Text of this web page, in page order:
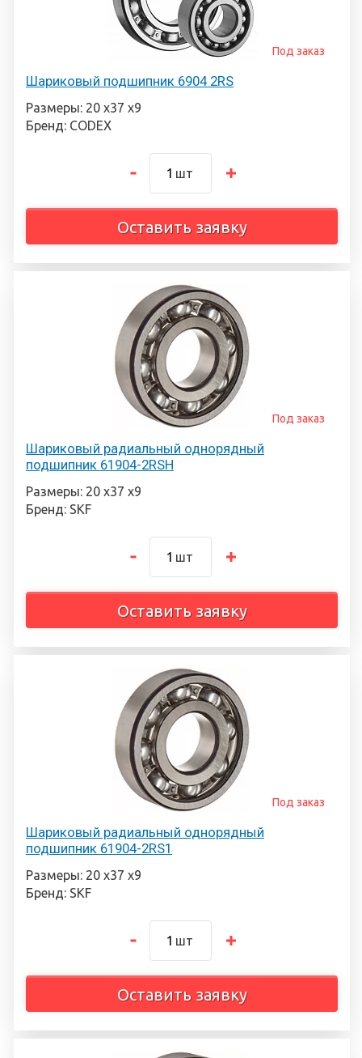
Шариковый подшипник 6904 2RS
Под заказ
Размеры: 20 х37 х9
Бренд: CODEX
шт
Оставить заявку
Шариковый радиальный однорядный
подшипник 61904-2RSH
Под заказ
Размеры: 20 х37 х9
Бренд: SKF
шт
Оставить заявку
Шариковый радиальный однорядный
подшипник 61904-2RS1
Под заказ
Размеры: 20 х37 х9
Бренд: SKF
шт
Оставить заявку